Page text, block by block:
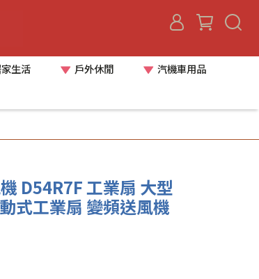
生活 戶外休閒
汽機車用品
D54R7F 工業扇 大型
式工業扇 變頻送風機